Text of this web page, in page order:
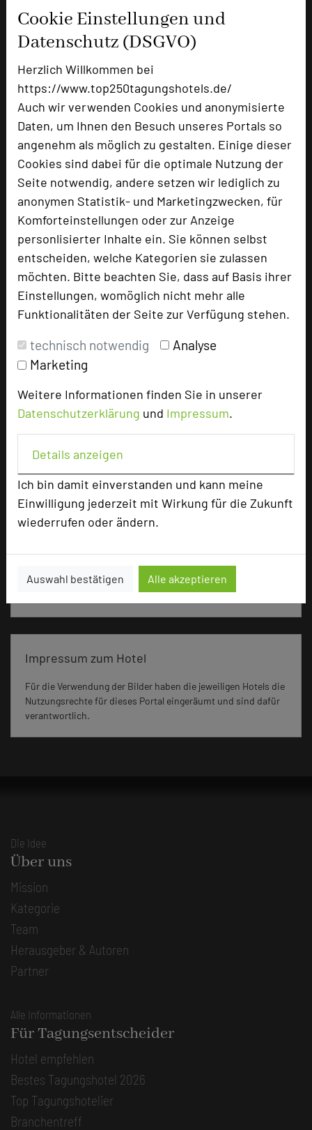
Cookie Einstellungen und
Datenschutz (DSGVO)
Herzlich Willkommen bei
https://www.top250tagungshotels.de/
Auch wir verwenden Cookies und anonymisierte
Daten, um Ihnen den Besuch unseres Portals so
angenehm als möglich zu gestalten. Einige dieser
Cookies sind dabei für die optimale Nutzung der
Seite notwendig, andere setzen wir lediglich zu
anonymen Statistik- und Marketingzwecken, für
Komforteinstellungen oder zur Anzeige
personlisierter Inhalte ein. Sie können selbst
entscheiden, welche Kategorien sie zulassen
möchten. Bitte beachten Sie, dass auf Basis ihrer
Einstellungen, womöglich nicht mehr alle
Funktionalitäten der Seite zur Verfügung stehen.
technisch notwendig
Analyse
Marketing
Weitere Informationen finden Sie in unserer
Datenschutzerklärung und Impressum.
Details anzeigen
Ich bin damit einverstanden und kann meine
Einwilligung jederzeit mit Wirkung für die Zukunft
wiederrufen oder ändern.
Auswahl bestätigen Alle akzeptieren
phone +49 9135 21166-2600
mail Email
Homepage
zur Tagungsanfrage hinzufügen
Hotel bewerten
Hoteldaten
Max. Tagungskapazität (Personen)
U-Form
40
Parlamentarisch
Reihenbestuhlung
Tagungsräume
10
Ausstellungsfläche
Doppelzimmer
Einzelzimmer
Besonders geeignet für
Seminar, Konferenz, Klausur, Event
1067 Seiten dieses Hotels wurden in den
vergangenen 30 Tagen auf diesem Portal aufgerufen.
Impressum zum Hotel
Für die Verwendung der Bilder haben die jeweiligen Hotels die
Nutzungsrechte für dieses Portal eingeräumt und sind dafür
verantwortlich.
Die Idee
Über uns
Mission
Kategorie
Team
Herausgeber & Autoren
Partner
Alle Informationen
Für Tagungsentscheider
Hotel empfehlen
Bestes Tagungshotel 2026
Top Tagungshotelier
Branchentreff